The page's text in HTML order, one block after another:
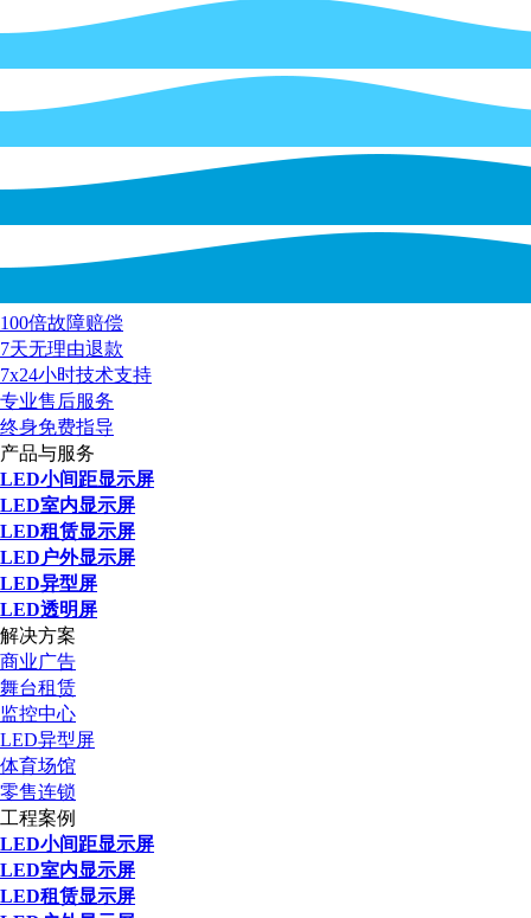
100倍故障赔偿
7天无理由退款
7x24小时技术支持
专业售后服务
终身免费指导
产品与服务
LED小间距显示屏
LED室内显示屏
LED租赁显示屏
LED户外显示屏
LED异型屏
LED透明屏
解决方案
商业广告
舞台租赁
监控中心
LED异型屏
体育场馆
零售连锁
工程案例
LED小间距显示屏
LED室内显示屏
LED租赁显示屏